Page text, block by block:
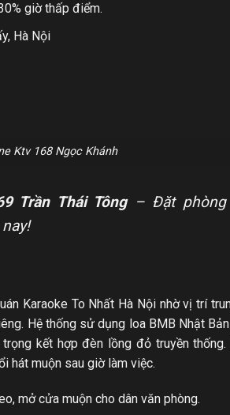
giờ thấp điểm.
Hà Nội
Ktv 168 Ngọc Khánh
Trần Thái Tông– Đặt phòng
Karaoke To Nhất Hà Nội nhờ vị trí
Hệ thống sử dụng loa BMB Nhật
kết hợp đèn lồng đỏ truyền
hát muộn sau giờ làm việc.
mở cửa muộn cho dân văn phòng.